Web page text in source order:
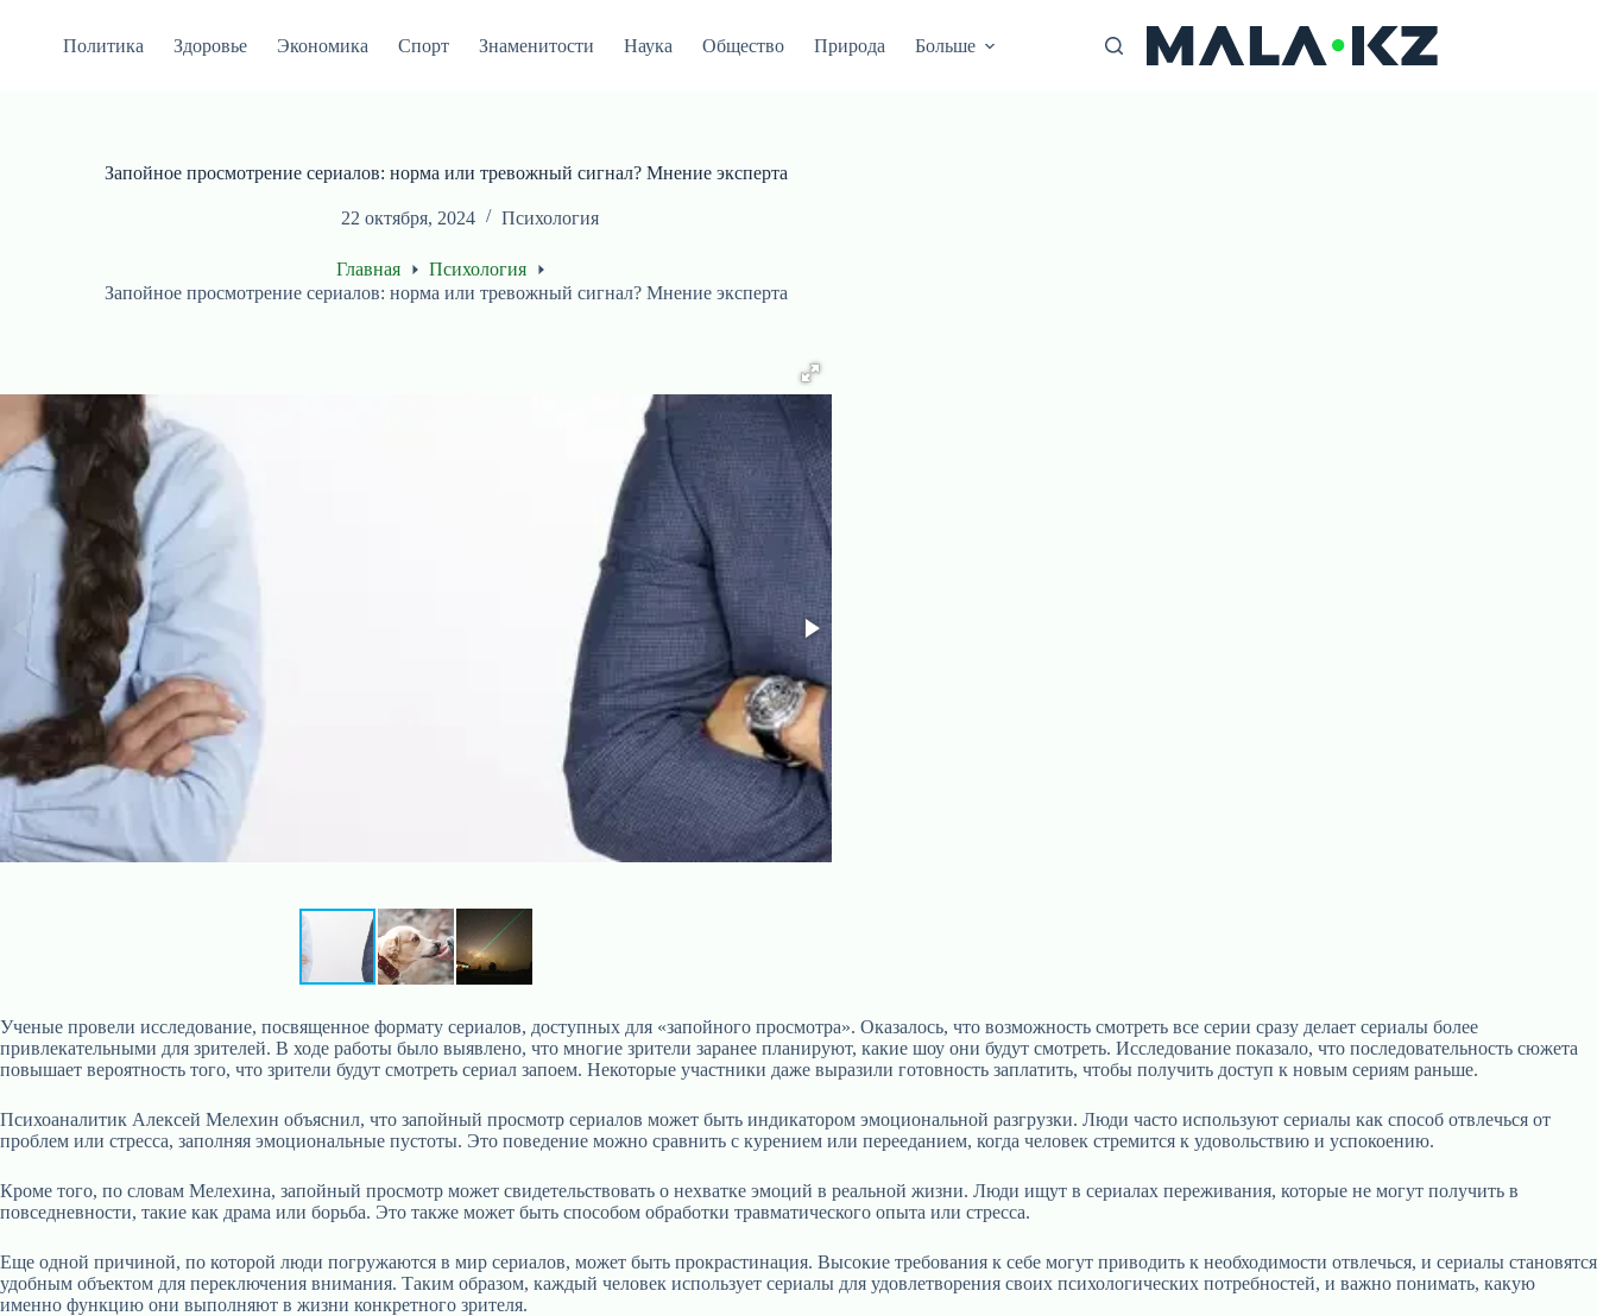
Политика Здоровье Экономика Спорт Знаменитости Наука Общество Природа Больше
Запойное просмотрение сериалов: норма или тревожный сигнал? Мнение эксперта
22 октября, 2024 Психология
Главная
Психология
Запойное просмотрение сериалов: норма или тревожный сигнал? Мнение эксперта
Ученые провели исследование, посвященное формату сериалов, доступных для «запойного просмотра». Оказалось, что возможность смотреть все серии сразу делает сериалы более
привлекательными для зрителей. В ходе работы было выявлено, что многие зрители заранее планируют, какие шоу они будут смотреть. Исследование показало, что последовательность сюжета
повышает вероятность того, что зрители будут смотреть сериал запоем. Некоторые участники даже выразили готовность заплатить, чтобы получить доступ к новым сериям раньше.
Психоаналитик Алексей Мелехин объяснил, что запойный просмотр сериалов может быть индикатором эмоциональной разгрузки. Люди часто используют сериалы как способ отвлечься от
проблем или стресса, заполняя эмоциональные пустоты. Это поведение можно сравнить с курением или перееданием, когда человек стремится к удовольствию и успокоению.
Кроме того, по словам Мелехина, запойный просмотр может свидетельствовать о нехватке эмоций в реальной жизни. Люди ищут в сериалах переживания, которые не могут получить в
повседневности, такие как драма или борьба. Это также может быть способом обработки травматического опыта или стресса.
Еще одной причиной, по которой люди погружаются в мир сериалов, может быть прокрастинация. Высокие требования к себе могут приводить к необходимости отвлечься, и сериалы становятся
удобным объектом для переключения внимания. Таким образом, каждый человек использует сериалы для удовлетворения своих психологических потребностей, и важно понимать, какую
именно функцию они выполняют в жизни конкретного зрителя.